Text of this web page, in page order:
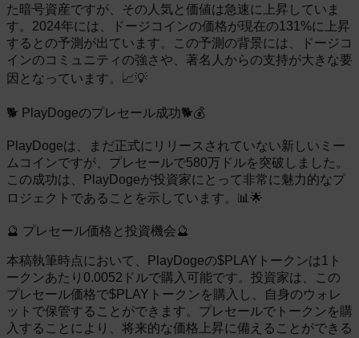
た暗号資産ですが、その人気と価値は急速に上昇していま
す。2024年には、ドージコインの価格が現在の131%に上昇
するとの予測が出ています。この予測の背景には、ドージコ
インのコミュニティの強さや、著名人からの支持が大きな要
因となっています。📈💡
🐕 PlayDogeのプレセール成功🐕💰
PlayDogeは、まだ正式にリリースされていない新しいミー
ムコインですが、プレセールで580万ドルを突破しました。
この成功は、PlayDogeが投資家にとって非常に魅力的なプ
ロジェクトであることを示しています。📊🌟
🔮 プレセール価格と投資機会🔮
本稿執筆時点において、PlayDogeの$PLAYトークンは1ト
ークンあたり0.0052ドルで購入可能です。投資家は、この
プレセール価格で$PLAYトークンを購入し、自身のウォレ
ットで保管することができます。プレセールでトークンを購
入することにより、将来的な価格上昇に備えることができる